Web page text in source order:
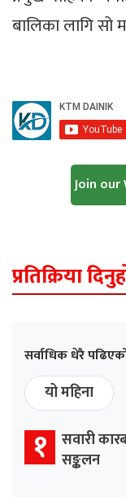
बालिका लागि सो
Join our
प्रतिक्रिया
सर्वाधिक धेरै
यो महिना
१ सवारी
सङ्कलन